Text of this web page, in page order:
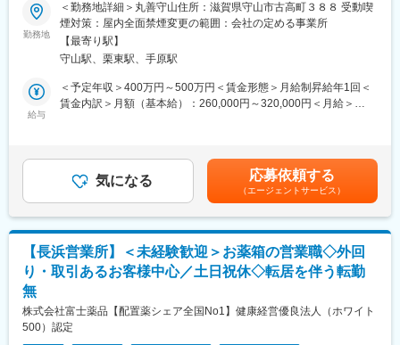
・「介護や援助が必要な障がい者が、安心して暮らせる社会づく
り」を目指しているNPO法人。
・介護福祉士などの資格取得支援制度も完備。スタッフのキャリ
ア形成も応援しています。
◎特徴
・日勤のみ、お盆や年末年始の休暇あり。前月に次月の出勤希望
変更の範囲：会社の定める業務
入社後約1箇月間は日本薬局法など再確認を目的に座学での研修を
実施いたします。また製造工程等を確認いただくため、1週間程度
の現場研修もご準備しています。その後は周囲の社員からのサポ
ートを受けながら手順書を用い、OJT方式にて実務面での研修を
いく予定です。
名（男女構成比2:1/20代～60代）の社員が鋭意活躍しています。
■当社について：
大昭製薬株式会社では、原料から混合・製剤・包装・発送までを
一貫して行っています。
「高品質で安全性の高い製品づくり」のために、出荷前の品質確
認だけでなく、原薬受け入れ時、造粒後など製造工程の各所で品
質チェックを行い、最終製品が高品質となるよう、各工程の管理
変更の範囲：会社の定める業務
『平和堂』『フレンドマート』『フレンドタウン』『アル・プラ
ザ』を展開している当社にて、各店舗の食料品部門の業務をお任
せします。
ーーーー＼ポジションの魅力／ーーーー
◎専門性の高い売場づくり
◎大手基盤の中で、立ち上げフェーズに参画できる！
大手基盤のもと、新たな店舗コンセプトを構築中。現場での鮮度
◎職人志向が活きる環境 ＼頑張りが手当に反映◎／
加工技術や売場づくりのスキルを磨ける環境。研修制度・ライセ
ンス制度によりスキル評価も明確です。
■職務内容：
勤務地
＜勤務地詳細＞丸善守山住所：滋賀県守山市古高町３８８ 受動喫
煙対策：屋内全面禁煙変更の範囲：会社の定める事業所
【最寄り駅】
守山駅、栗東駅、手原駅
給与
＜予定年収＞400万円～500万円＜賃金形態＞月給制昇給年1回＜
賃金内訳＞月額（基本給）：260,000円～320,000円＜月給＞
主任（月給30万円＋賞与）・710万円／次長・バイヤー（月給38
万円＋賞与＋職責手当）・870万円／店長・課長（月給53万円+職
責手当）賃金はあくまでも目安の金額であり、選考を通じて上下
する可能性があります。月給(月額)は固定手当を含めた表記です。
気になる 応募依頼する
（エージェントサービス）
【長浜営業所】＜未経験歓迎＞お薬箱の営業職◇外回
り・取引あるお客様中心／土日祝休◇転居を伴う転勤
無
株式会社富士薬品【配置薬シェア全国No1】健康経営優良法人（ホワイト
500）認定